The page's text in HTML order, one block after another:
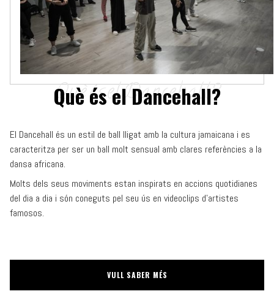
Què és el Dancehall?
El Dancehall és un estil de ball lligat amb la cultura jamaicana i es
caracteritza per ser un ball molt sensual amb clares referències a la
dansa africana.
Molts dels seus moviments estan inspirats en accions quotidianes
del dia a dia i són coneguts pel seu ús en videoclips d’artistes
famosos.
VULL SABER MÉS